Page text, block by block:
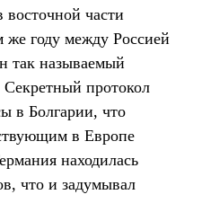
восточной части
году между Россией
так называемый
Секретный протокол
в Болгарии, что
в Европе
находилась
что и задумывал